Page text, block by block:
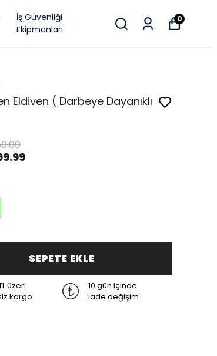
İş Güvenliği
Ekipmanları
0
Eldiven ( Darbeye Dayanıklı
SEPETE EKLE
üzeri
kargo
10 gün içinde
iade değişim